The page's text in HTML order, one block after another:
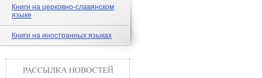
Книги на церковно-славянском
языке
Книги на иностранных языках